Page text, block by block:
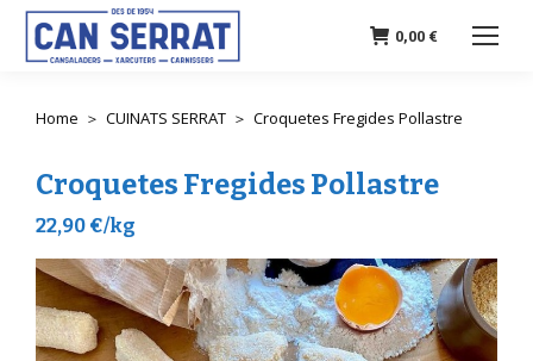
0,00 €
You are here:
Home CUINATS SERRAT Croquetes Fregides Pollastre
Croquetes Fregides Pollastre
22,90 €/kg